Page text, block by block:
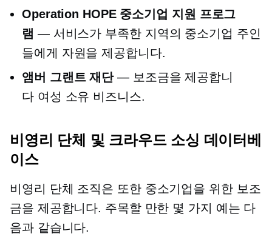
Operation HOPE 중소기업 지원 프로그
램 — 서비스가 부족한 지역의 중소기업 주인
들에게 자원을 제공합니다.
앰버 그랜트 재단— 보조금을 제공합니
다 여성 소유 비즈니스.
비영리 단체 및 크라우드 소싱 데이터베
이스
비영리 단체 조직은 또한 중소기업을 위한 보조
금을 제공합니다. 주목할 만한 몇 가지 예는 다
음과 같습니다.